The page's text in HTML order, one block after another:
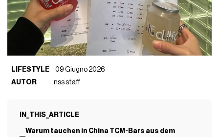
LIFESTYLE
09 Giugno 2026
AUTOR
nss staff
IN_THIS_ARTICLE
Warum tauchen in China TCM-Bars aus dem